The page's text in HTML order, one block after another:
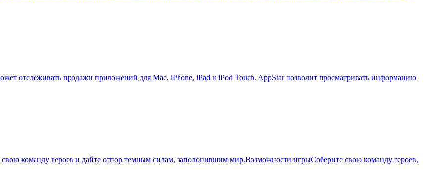
отслеживать продажи приложений для Mac, iPhone, iPad и iPod Touch. AppStar позволит просматривать информацию
команду героев и дайте отпор темным силам, заполонившим мир.Возможности игрыСоберите свою команду героев,